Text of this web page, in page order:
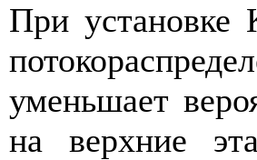
При установке
уменьшает
на верхние